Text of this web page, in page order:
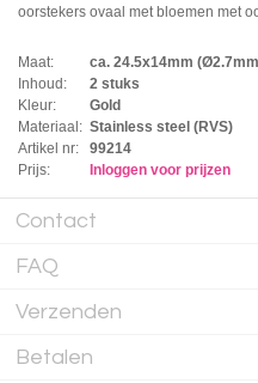
oorstekers ovaal met bloemen met
Maat:
ca. 24.5x14mm
Inhoud:
2 stuks
Kleur:
Gold
Materiaal: Stainless steel (RVS)
Artikel nr:
99214
Prijs:
Inloggen voor prijzen
Contact
FAQ
Verzenden
Betalen